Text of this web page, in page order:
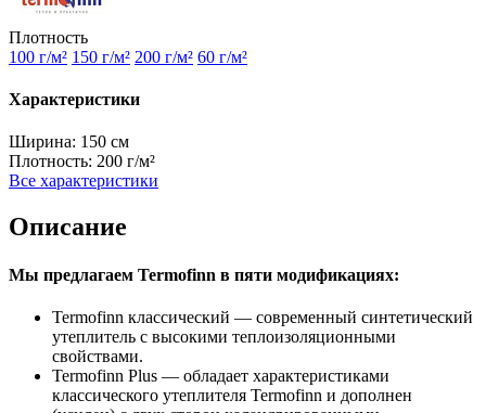
Плотность
100 г/м² 150 г/м² 200 г/м² 60 г/м²
Характеристики
Ширина: 150 см
Плотность: 200 г/м²
Все характеристики
Описание
Мы предлагаем Termofinn в пяти модификациях:
Termofinn классический — современный синтетический
утеплитель с высокими теплоизоляционными
свойствами.
Termofinn Plus — обладает характеристиками
классического утеплителя Termofinn и дополнен